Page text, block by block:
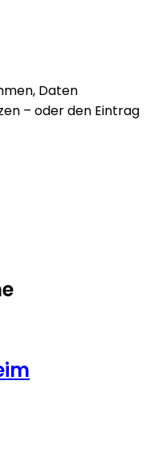
Daten
– oder den Eintrag